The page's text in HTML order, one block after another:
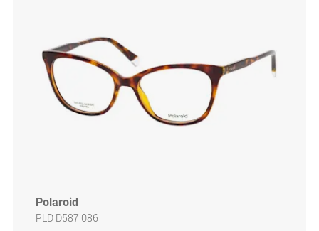
Polaroid
PLD D587 086